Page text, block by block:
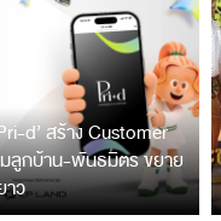
d’ สร้าง Customer
มลูกบ้าน-พันธมิตร ขยาย
าว